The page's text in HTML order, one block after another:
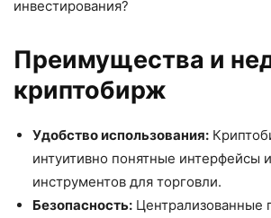
инвестирования?
Преимущества и
криптобирж
Удобство использования:
интуитивно понятные интерфейсы
инструментов для торговли.
Безопасность: Централизованные